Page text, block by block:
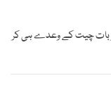
پر بات چیت کے وعدے ہی کر